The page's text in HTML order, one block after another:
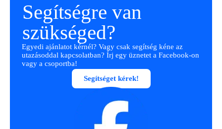
Segítségre van
szükséged?
Egyedi ajánlatot kérnél? Vagy csak segítség kéne az
utazásoddal kapcsolatban? Írj egy üznetet a Facebook-on
vagy a csoportba!
Segítséget kérek!